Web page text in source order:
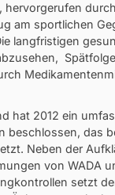
hervorgerufen
am sportlichen
langfristigen
hat 2012 ein
beschlossen, das
Neben der
von WADA
setzt